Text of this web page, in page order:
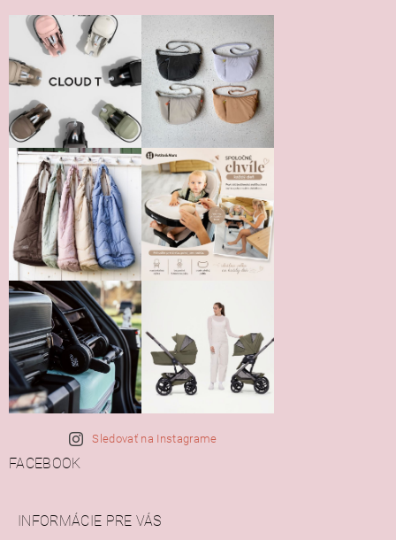
Vložením hodnotenie súhlasíte s
podmienkami ochrany
osobných údajov
Sledovať na Instagrame
FACEBOOK
INFORMÁCIE PRE VÁS